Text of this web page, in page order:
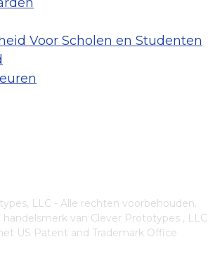
Voor Scholen en Studenten
LLC - Alle rechten voorbehouden.
handelsmerk van Clever Prototypes , LLC
US Patent and Trademark Office